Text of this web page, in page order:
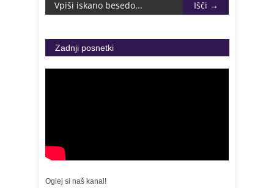
Zadnji posnetki
Oglej si naš kanal!